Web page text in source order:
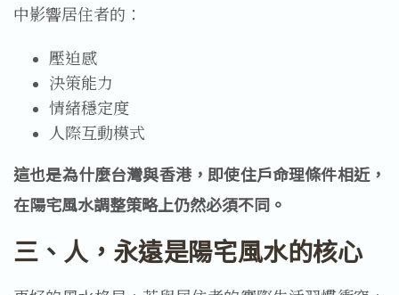
中影響居住者的：
壓迫感
決策能力
情緒穩定度
人際互動模式
這也是為什麼台灣與香港，即使住戶命理條件相近，
在陽宅風水調整策略上仍然必須不同。
三、人，永遠是陽宅風水的核心